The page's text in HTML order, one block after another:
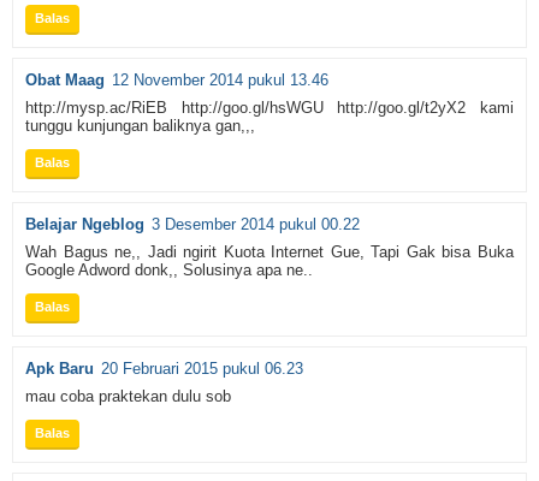
Balas
Obat Maag 12 November 2014 pukul 13.46
http://mysp.ac/RiEB http://goo.gl/hsWGU http://goo.gl/t2yX2 kami
tunggu kunjungan baliknya gan,,,
Balas
Belajar Ngeblog 3 Desember 2014 pukul 00.22
Wah Bagus ne,, Jadi ngirit Kuota Internet Gue, Tapi Gak bisa Buka
Google Adword donk,, Solusinya apa ne..
Balas
Apk Baru 20 Februari 2015 pukul 06.23
mau coba praktekan dulu sob
Balas